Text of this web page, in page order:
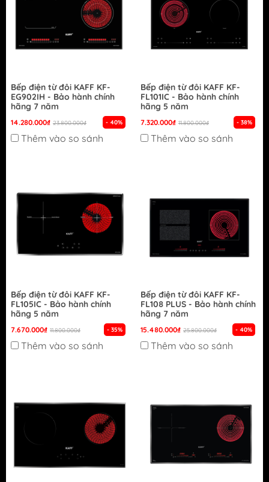
Bếp điện từ đôi KAFF KF-
EG902IH - Bảo hành chính
hãng 7 năm
14.280.000₫ 23.800.000₫ - 40%
Thêm vào so sánh
Bếp điện từ đôi KAFF KF-
FL101IC - Bảo hành chính
hãng 5 năm
7.320.000₫ 11.800.000₫ - 38%
Thêm vào so sánh
Bếp điện từ đôi KAFF KF-
FL105IC - Bảo hành chính
hãng 5 năm
7.670.000₫ 11.800.000₫ - 35%
Thêm vào so sánh
Bếp điện từ đôi KAFF KF-
FL108 PLUS - Bảo hành chính
hãng 7 năm
15.480.000₫ 25.800.000₫ - 40%
Thêm vào so sánh